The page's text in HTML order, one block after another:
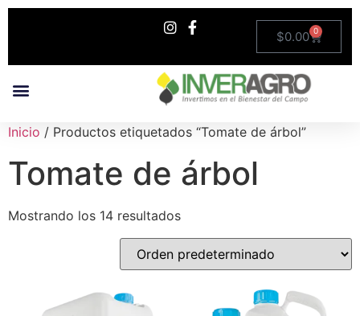
$0.00 0
Inicio / Productos etiquetados “Tomate de árbol”
Tomate de árbol
Mostrando los 14 resultados